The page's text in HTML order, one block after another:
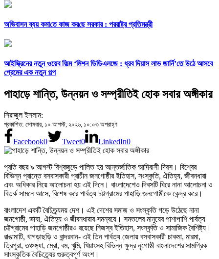
অভিবাসন ব্যয় কমা‌তে কাজ কর‌ছে সরকার : পররাষ্ট্র প্রতিমন্ত্রী
আইস্ক্রিনের নতুন ওয়েব ফিল্ম ‘মিশন ডিডিএলজে : ধ্রব দিয়াস লাভ জার্নি’তে উঠে আসবে
প্রেমের এক নতুন গল্প
পাহাড়ে শান্তি, উন্নয়ন ও সম্প্রীতিই হোক সবার অঙ্গীকার
সিরাজুল ইসলাম:
প্রকাশিত: সোমবার, ১০ আগস্ট, ২০২৬, ১০:০৩ অপরাহ্ণ
Facebook0 Tweet0 LinkedIn0
প্রতি বছর ৯ আগস্ট বিশ্বজুড়ে পালিত হয় আন্তর্জাতিক আদিবাসী দিবস। বিশ্বের
বিভিন্ন প্রান্তে বসবাসকারী প্রাচীন জনগোষ্ঠীর ইতিহাস, সংস্কৃতি, ঐতিহ্য, জীবনধারা
এবং অধিকার নিয়ে আলোচনা হয় এই দিনে। বাংলাদেশেও দিবসটি ঘিরে নানা আলোচনা ও
বিতর্ক সামনে আসে, বিশেষ করে পার্বত্য চট্টগ্রামের পাহাড়ি জনগোষ্ঠীকে কেন্দ্র করে।
বাংলাদেশ একটি বৈচিত্র্যময় দেশ। এই দেশের সমাজ ও সংস্কৃতি গড়ে উঠেছে নানা
জনগোষ্ঠী, ভাষা, ঐতিহ্য ও জীবনধারার সমন্বয়ে। সমতলের মানুষের পাশাপাশি পার্বত্য
চট্টগ্রামের পাহাড়ি জনগোষ্ঠীরও রয়েছে নিজস্ব ইতিহাস, সংস্কৃতি ও সামাজিক বৈশিষ্ট্য।
রাঙামাটি, খাগড়াছড়ি ও বান্দরবান- এই তিন পার্বত্য জেলায় বসবাসকারী চাকমা, মারমা,
ত্রিপুরা, তঞ্চঙ্গ্যা, ম্রো, বম, খুমি, খিয়াংসহ বিভিন্ন ক্ষুদ্র নৃগোষ্ঠী বাংলাদেশের সামগ্রিক
সাংস্কৃতিক বৈচিত্র্যের গুরুত্বপূর্ণ অংশ।